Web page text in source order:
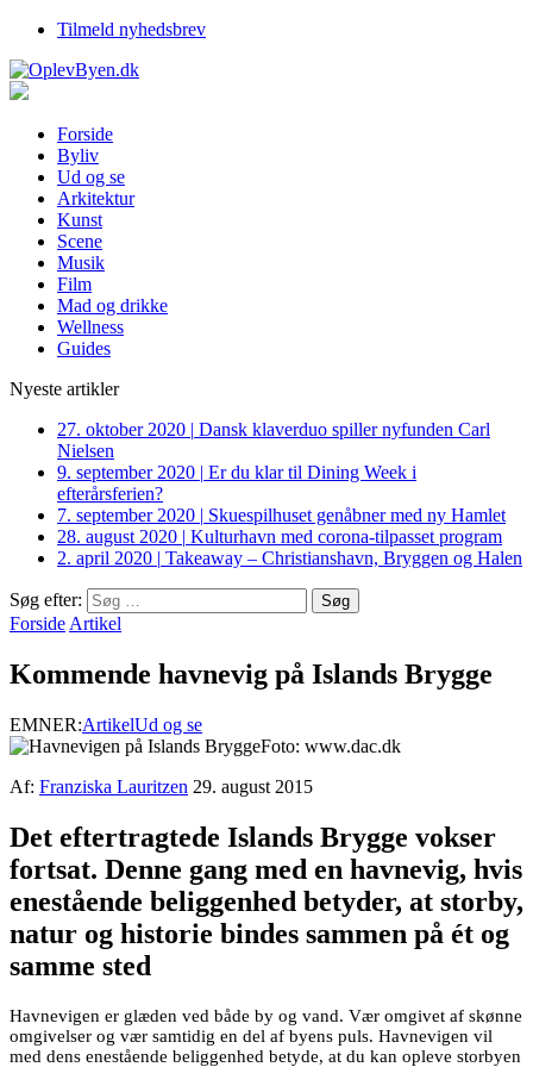
Tilmeld nyhedsbrev
Forside
Byliv
Ud og se
Arkitektur
Kunst
Scene
Musik
Film
Mad og drikke
Wellness
Guides
Nyeste artikler
27. oktober 2020 | Dansk klaverduo spiller nyfunden Carl
Nielsen
9. september 2020 | Er du klar til Dining Week i
efterårsferien?
7. september 2020 | Skuespilhuset genåbner med ny Hamlet
28. august 2020 | Kulturhavn med corona-tilpasset program
2. april 2020 | Takeaway – Christianshavn, Bryggen og Halen
Søg efter:
Forside Artikel
Kommende havnevig på Islands Brygge
EMNER:ArtikelUd og se
Foto: www.dac.dk
Af: Franziska Lauritzen 29. august 2015
Det eftertragtede Islands Brygge vokser
fortsat. Denne gang med en havnevig, hvis
enestående beliggenhed betyder, at storby,
natur og historie bindes sammen på ét og
samme sted
Havnevigen er glæden ved både by og vand. Vær omgivet af skønne
omgivelser og vær samtidig en del af byens puls. Havnevigen vil
med dens enestående beliggenhed betyde, at du kan opleve storbyen